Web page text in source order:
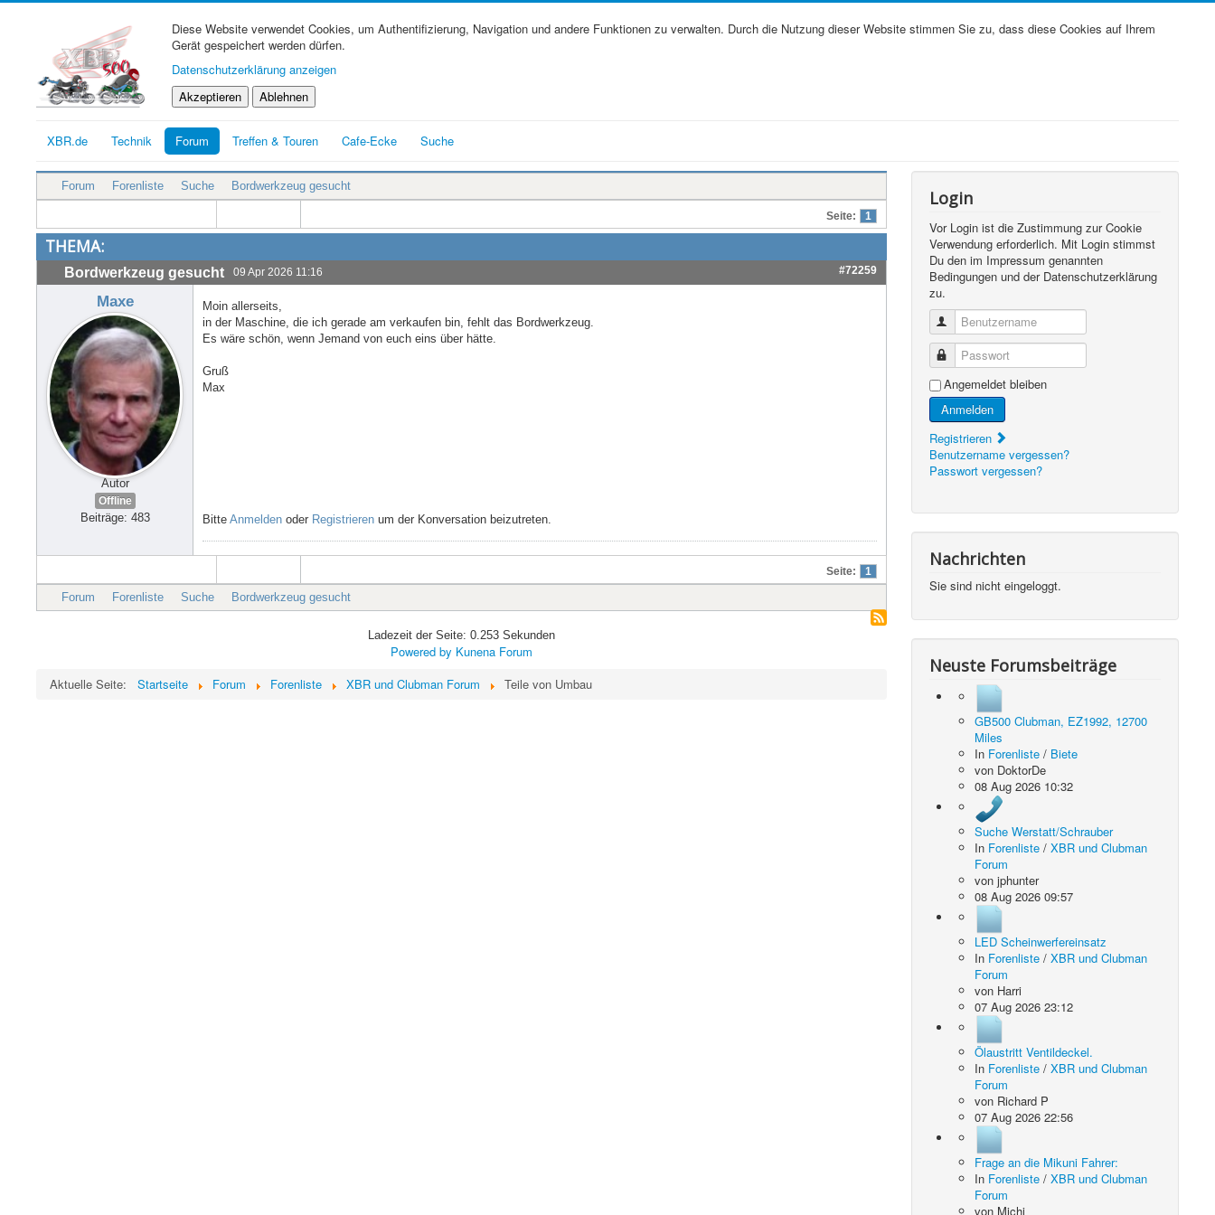
Diese Website verwendet Cookies, um Authentifizierung, Navigation und andere Funktionen zu verwalten. Durch die Nutzung dieser Website stimmen Sie zu, dass diese Cookies auf Ihrem
Gerät gespeichert werden dürfen.
Datenschutzerklärung anzeigen
Akzeptieren
Ablehnen
XBR.de Technik Forum Treffen & Touren Cafe-Ecke Suche
Forum Forenliste Suche Bordwerkzeug gesucht
Seite: 1
THEMA:
Bordwerkzeug gesucht 09 Apr 2026 11:16 #72259
Maxe
Autor
Offline
Beiträge: 483
Moin allerseits,
in der Maschine, die ich gerade am verkaufen bin, fehlt das Bordwerkzeug.
Es wäre schön, wenn Jemand von euch eins über hätte.
Gruß
Max
Bitte Anmelden oder Registrieren um der Konversation beizutreten.
Seite: 1
Forum Forenliste Suche Bordwerkzeug gesucht
Ladezeit der Seite: 0.253 Sekunden
Powered by Kunena Forum
Aktuelle Seite:
Startseite Forum Forenliste XBR und Clubman Forum Teile von Umbau
Login
Vor Login ist die Zustimmung zur Cookie
Verwendung erforderlich. Mit Login stimmst
Du den im Impressum genannten
Bedingungen und der Datenschutzerklärung
zu.
Benutzername
Passwort
Angemeldet bleiben
Anmelden
Registrieren
Benutzername vergessen?
Passwort vergessen?
Nachrichten
Sie sind nicht eingeloggt.
Neuste Forumsbeiträge
GB500 Clubman, EZ1992, 12700
Miles
In Forenliste / Biete
von DoktorDe
08 Aug 2026 10:32
Suche Werstatt/Schrauber
In Forenliste /XBR und Clubman
Forum
vonjphunter
08 Aug 2026 09:57
LED Scheinwerfereinsatz
In Forenliste /XBR und Clubman
Forum
von Harri
07 Aug 2026 23:12
Ölaustritt Ventildeckel.
In Forenliste /XBR und Clubman
Forum
von Richard P
07 Aug 2026 22:56
Frage an die Mikuni Fahrer:
In Forenliste /XBR und Clubman
Forum
von Michi